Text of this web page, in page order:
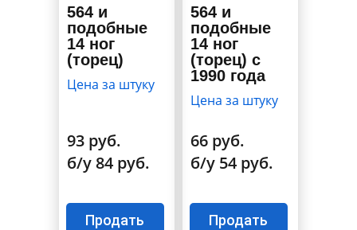
564 и
подобные
14 ног
(торец)
Цена за штуку
93 руб.
б/у 84 руб.
Продать
564 и
подобные
14 ног
(торец) с
1990 года
Цена за штуку
66 руб.
б/у 54 руб.
Продать